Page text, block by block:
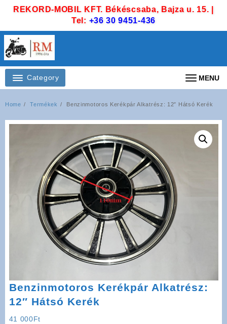
REKORD-MOBIL KFT. Békéscsaba, Bajza u. 15. |
Tel: +36 30 9451-436
Category MENU
Home Termékek Benzinmotoros Kerékpár Alkatrész: 12″ Hátsó Kerék
Benzinmotoros Kerékpár Alkatrész:
12″ Hátsó Kerék
41 000Ft